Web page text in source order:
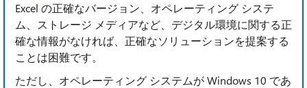
Excel の正確なバージョン、オペレーティング システ
ム、ストレージ メディアなど、デジタル環境に関する正
確な情報がなければ、正確なソリューションを提案する
ことは困難です。
ただし、オペレーティング システムが Windows 10 であ